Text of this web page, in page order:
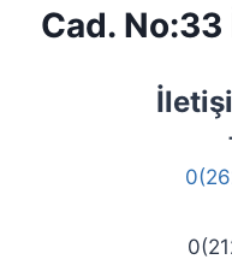
Cad.